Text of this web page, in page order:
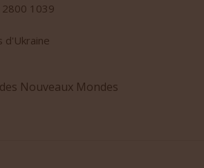
1039
d'Ukraine
Nouveaux Mondes